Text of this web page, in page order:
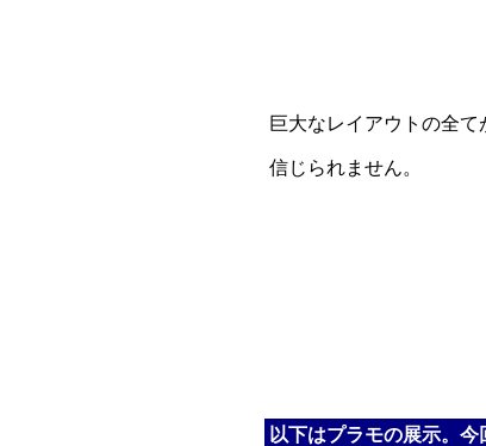
巨大なレイアウトの全て
信じられません。
以下はプラモの展示。